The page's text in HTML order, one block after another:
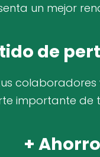
un mejor
de
colaboradores
importante de
+ Ahorro